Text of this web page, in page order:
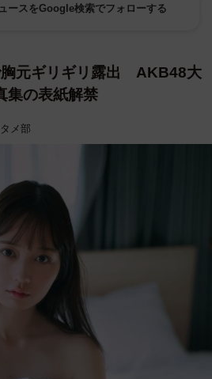
ースをGoogle検索でフォローする
胸元ギリギリ露出 AKB48大
の表紙解禁
メ部